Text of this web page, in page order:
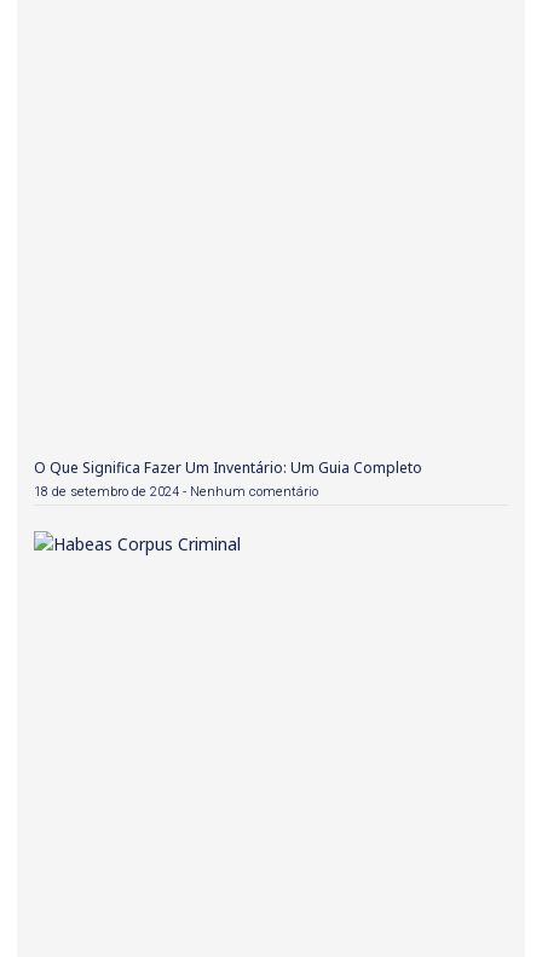
O Que Significa Fazer Um Inventário: Um Guia Completo
18 de setembro de 2024 Nenhum comentário